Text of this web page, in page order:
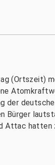
(Ortszeit)
Attac